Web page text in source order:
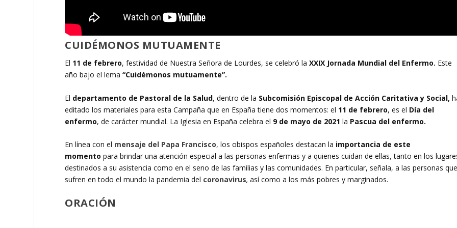
CUIDÉMONOS MUTUAMENTE
El 11 de febrero, festividad de Nuestra Señora de Lourdes, se celebró laXXIX Jornada Mundial del Enfermo. Este
año bajo el lema“Cuidémonos mutuamente”.
El departamento de Pastoral de la Salud, dentro de la Subcomisión Episcopal de Acción Caritativa y Social,
editado los materiales para esta Campaña que en España tiene dos momentos: el 11 de febrero, es el Día del
enfermo, de carácter mundial. La Iglesia en España celebra el 9 de mayo de 2021la Pascua del enfermo.
En línea con el mensaje del Papa Francisco, los obispos españoles destacan la importancia de este
momento para brindar una atención especial a las personas enfermas y a quienes cuidan de ellas, tanto en los
destinados a su asistencia como en el seno de las familias y las comunidades. En particular, señala, a las personas que
sufren en todo el mundo la pandemia del coronavirus, así como a los más pobres y marginados.
ORACIÓN